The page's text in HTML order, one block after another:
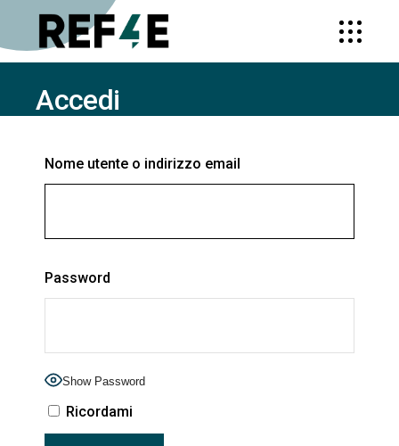
Accedi
Nome utente o indirizzo email
Password
Show Password
Ricordami